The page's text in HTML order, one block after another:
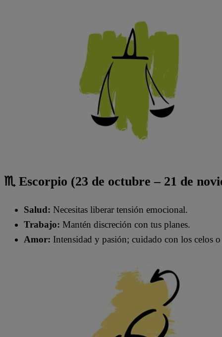
♏ Escorpio (23 de octubre – 21 de
Salud: Necesitas liberar tensión emocional.
Trabajo: Mantén discreción con tus planes.
Amor: Intensidad y pasión; cuidado con los celos